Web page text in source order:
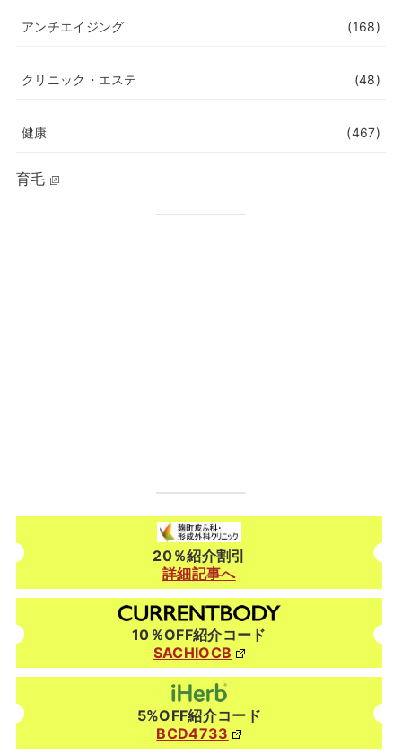
アンチエイジング (168)
クリニック・エステ (48)
健康 (467)
育毛
20％紹介割引
詳細記事へ
10％OFF紹介コード
SACHIOCB
5%OFF紹介コード
BCD4733